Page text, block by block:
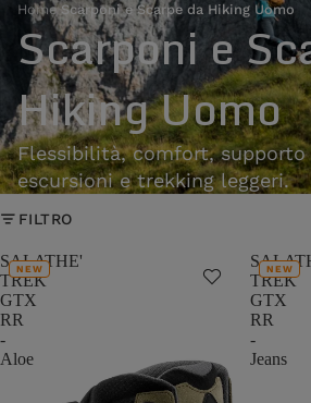
Home›Scarponi e Scarpe da Hiking Uomo
Scarponi e
Hiking Uomo
Flessibilità, comfort, supporto
escursioni e trekking leggeri.
FILTRO
SALATHE'
TREK
GTX
RR
-
Aloe
NEW
TREK
GTX
RR
-
Jeans
NEW